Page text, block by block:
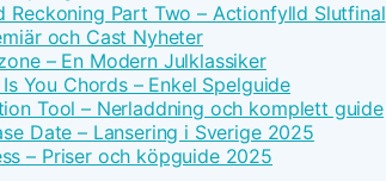
Reckoning Part Two – Actionfylld Slutfinal
och Cast Nyheter
– En Modern Julklassiker
You Chords – Enkel Spelguide
Tool – Nerladdning och komplett guide
Date – Lansering i Sverige 2025
– Priser och köpguide 2025